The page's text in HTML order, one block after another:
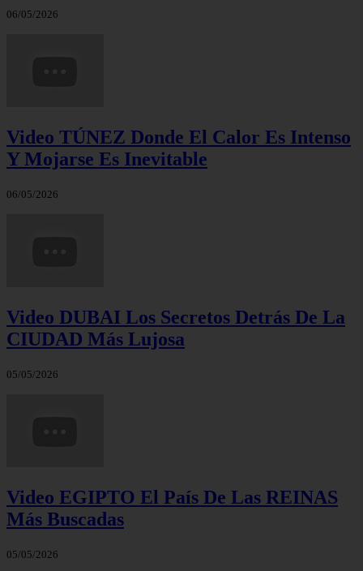
06/05/2026
Video TÚNEZ Donde El Calor Es Intenso
Y Mojarse Es Inevitable
06/05/2026
Video DUBAI Los Secretos Detrás De La
CIUDAD Más Lujosa
05/05/2026
Video EGIPTO El País De Las REINAS
Más Buscadas
05/05/2026